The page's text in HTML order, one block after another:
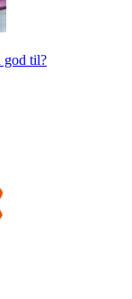
god til?